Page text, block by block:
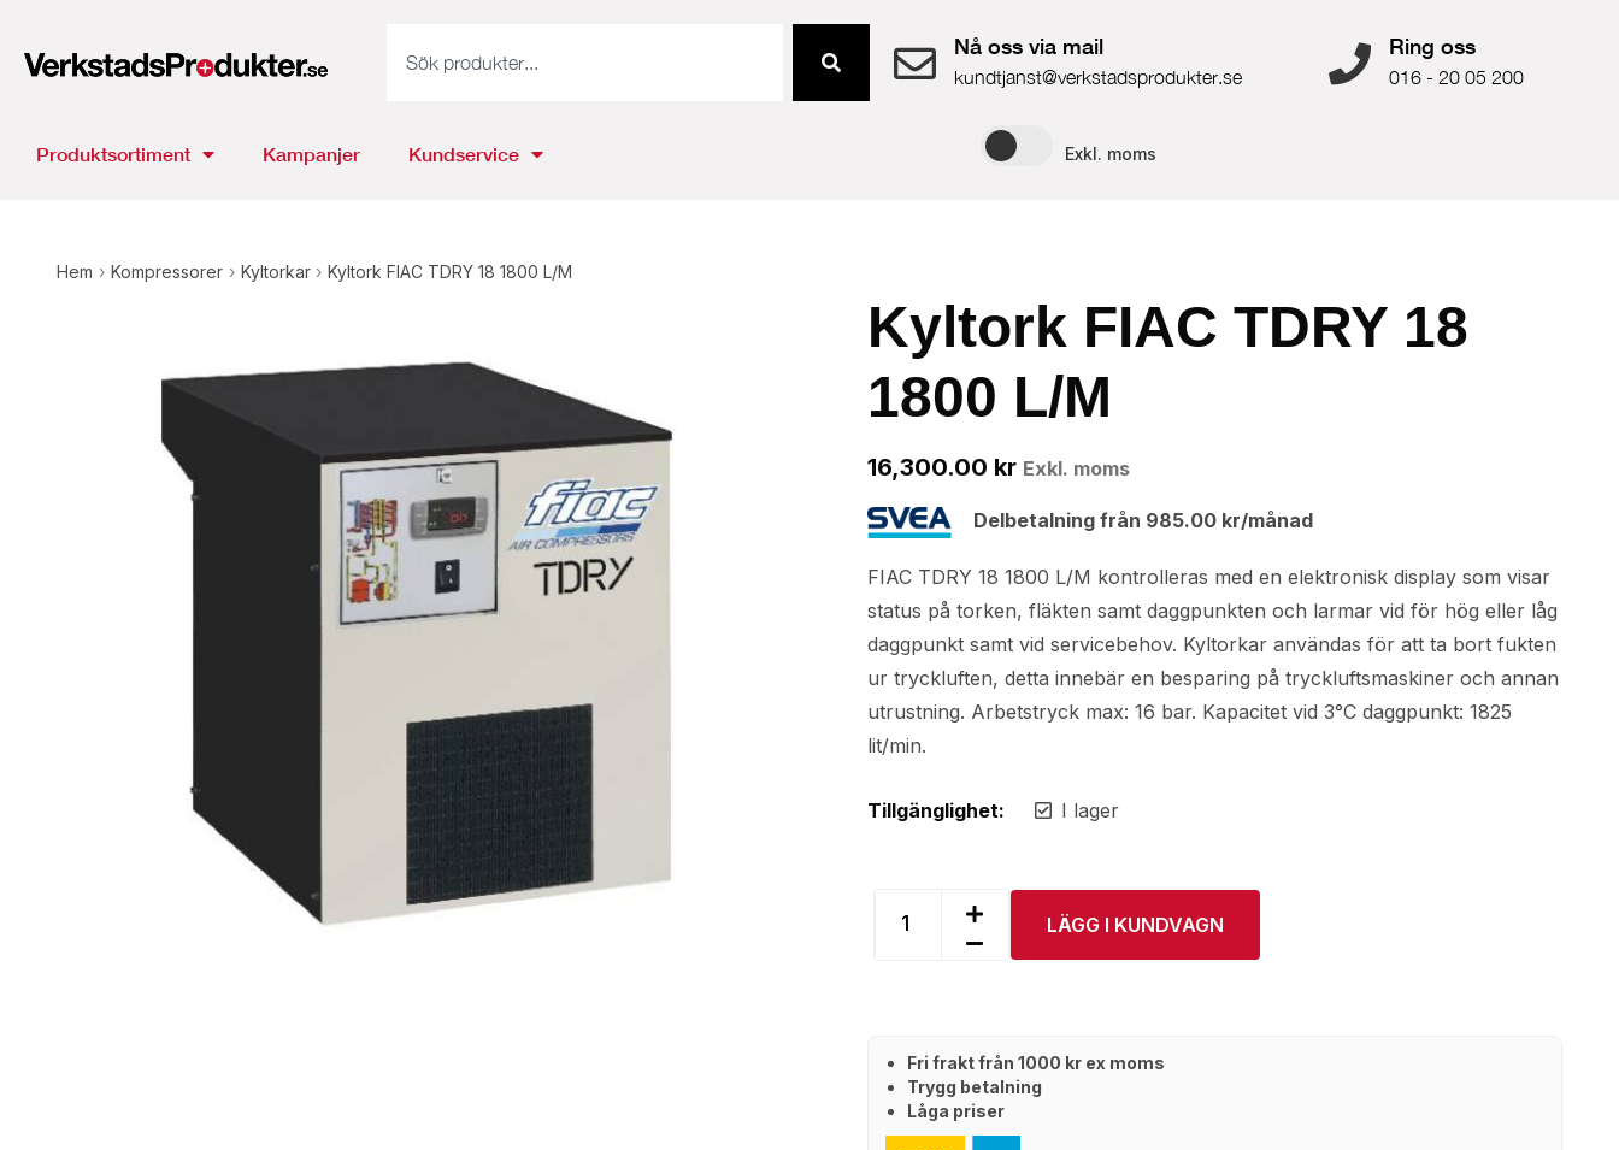
Nå oss via mail
kundtjanst@verkstadsprodukter.se
Ring oss
016 - 20 05 200
Produktsortiment Kampanjer Kundservice Exkl. moms
Hem › Kompressorer › Kyltorkar › Kyltork FIAC TDRY 18 1800 L/M
Delbetalning från 985.00 kr/månad
16,300.00 kr Exkl. moms
Kyltork FIAC TDRY 18
1800 L/M
FIAC TDRY 18 1800 L/M kontrolleras med en elektronisk display som visar
status på torken, fläkten samt daggpunkten och larmar vid för hög eller låg
daggpunkt samt vid servicebehov. Kyltorkar användas för att ta bort fukten
ur tryckluften, detta innebär en besparing på tryckluftsmaskiner och annan
utrustning. Arbetstryck max: 16 bar. Kapacitet vid 3°C daggpunkt: 1825
lit/min.
Tillgänglighet: I lager
LÄGG I KUNDVAGN
Fri frakt från 1000 kr ex moms
Trygg betalning
Låga priser